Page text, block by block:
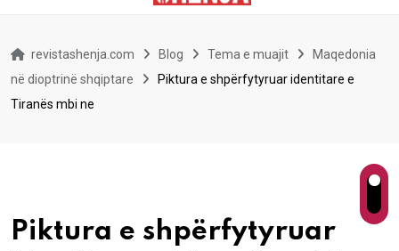
revistashenja.com Blog Tema e muajit
Maqedonia
në dioptrinë shqiptare
Piktura e shpërfytyruar identitare e
Tiranës mbi ne
Piktura e shpërfytyruar